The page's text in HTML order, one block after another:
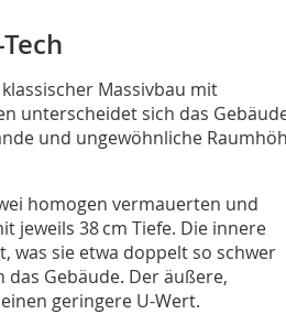
Massivbau mit
unterscheidet sich das
und ungewöhnliche
homogen vermauerten und
jeweils 38 cm Tiefe. Die innere
was sie etwa doppelt so schwer
das Gebäude. Der äußere,
geringere U-Wert.